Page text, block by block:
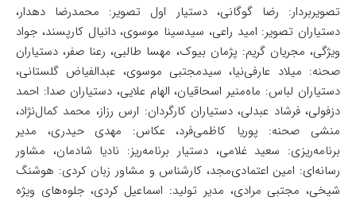
تصویربردار: رضا گوگانی، دستیار اول تصویر: محمدرضا دهدار،
دستیاران تصویر: امید راعی، سیدسینا موسوی، دانیال کارپسند، جواد
ویژگی، مجریان گریم: پژمان بیوک، مهسا طالبی، رعنا صفر، دستیاران
صحنه: میلاد عارفی‌نیا، سیدمجتبی موسوی، عبدالفیاض گلستانی،
دستیاران لباس: ماه‌منیر اسحاقیان، الهام علایی، دستیاران صدا: احمد
دزفولی، فرشاد عبدلی، دستیاران کارگردان: ارس رزاز، محمد کمال‌نژاد،
منشی صحنه: پوریا کاظمی‌فرد، عکاس: مهدی حیدری، مدیر
برنامه‌ریزی: سعید غلامی، دستیار برنامه‌ریز: نادیا شادمان، مشاور
رسانه‌ای: امین اعتمادی‌مجد، کارشناس و مشاور زبان کردی: هوشنگ
شیخی، مجتبی مرادی، مدیر تولید: اسماعیل کردی، جلوه‌های ویژه